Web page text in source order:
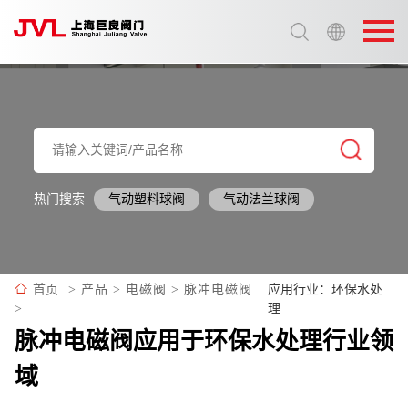
选择语言:
中文 / Chinese
热门搜索 气动塑料球阀 气动法兰球阀
首页 > 产品 > 电磁阀 > 脉冲电磁阀
>
应用行业：环保水处
理
脉冲电磁阀应用于环保水处理行业领
域